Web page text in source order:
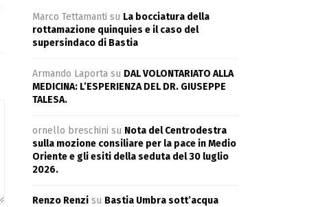
Marco Tettamanti su La bocciatura della
rottamazione quinquies e il caso del
supersindaco di Bastia
Armando Laporta su DAL VOLONTARIATO ALLA
MEDICINA: L’ESPERIENZA DEL DR. GIUSEPPE
TALESA.
ornello breschini su Nota del Centrodestra
sulla mozione consiliare per la pace in Medio
Oriente e gli esiti della seduta del 30 luglio
2026.
Renzo Renzi su Bastia Umbra sott’acqua